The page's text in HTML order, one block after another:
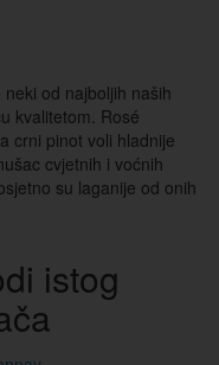
od najboljih naših
kvalitetom. Rosé
crni pinot voli hladnije
cvjetnih i voćnih
su laganije od onih
istog